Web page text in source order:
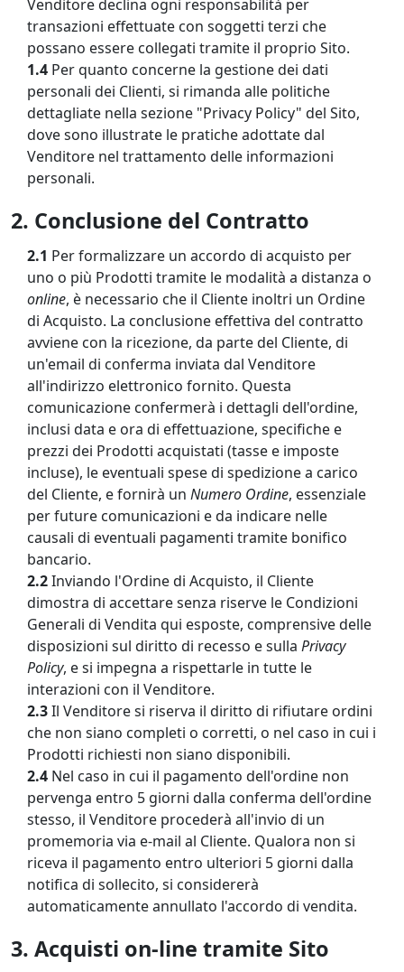
Venditore declina ogni responsabilità per
transazioni effettuate con soggetti terzi che
possano essere collegati tramite il proprio Sito.
1.4 Per quanto concerne la gestione dei dati
personali dei Clienti, si rimanda alle politiche
dettagliate nella sezione "Privacy Policy" del Sito,
dove sono illustrate le pratiche adottate dal
Venditore nel trattamento delle informazioni
personali.
2. Conclusione del Contratto
2.1 Per formalizzare un accordo di acquisto per
uno o più Prodotti tramite le modalità a distanza o
online, è necessario che il Cliente inoltri un Ordine
di Acquisto. La conclusione effettiva del contratto
avviene con la ricezione, da parte del Cliente, di
un'email di conferma inviata dal Venditore
all'indirizzo elettronico fornito. Questa
comunicazione confermerà i dettagli dell'ordine,
inclusi data e ora di effettuazione, specifiche e
prezzi dei Prodotti acquistati (tasse e imposte
incluse), le eventuali spese di spedizione a carico
del Cliente, e fornirà un Numero Ordine, essenziale
per future comunicazioni e da indicare nelle
causali di eventuali pagamenti tramite bonifico
bancario.
2.2Inviando l'Ordine di Acquisto, il Cliente
dimostra di accettare senza riserve le Condizioni
Generali di Vendita qui esposte, comprensive delle
disposizioni sul diritto di recesso e sulla Privacy
Policy, e si impegna a rispettarle in tutte le
interazioni con il Venditore.
2.3Il Venditore si riserva il diritto di rifiutare ordini
che non siano completi o corretti, o nel caso in cui i
Prodotti richiesti non siano disponibili.
2.4 Nel caso in cui il pagamento dell'ordine non
pervenga entro 5 giorni dalla conferma dell'ordine
stesso, il Venditore procederà all'invio di un
promemoria via e-mail al Cliente. Qualora non si
riceva il pagamento entro ulteriori 5 giorni dalla
notifica di sollecito, si considererà
automaticamente annullato l'accordo di vendita.
3. Acquisti on-line tramite Sito